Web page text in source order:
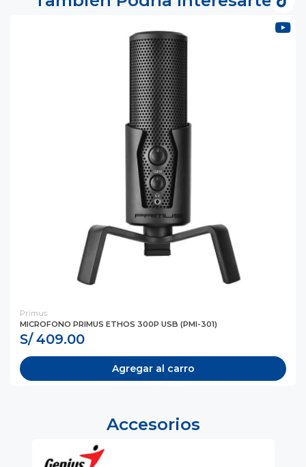
Primus
MICROFONO PRIMUS ETHOS 300P USB (PMI-301)
S/ 409.00
Agregar al carro
Accesorios